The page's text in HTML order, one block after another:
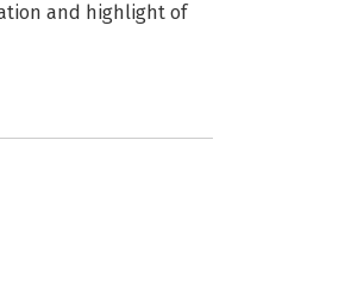
and highlight of